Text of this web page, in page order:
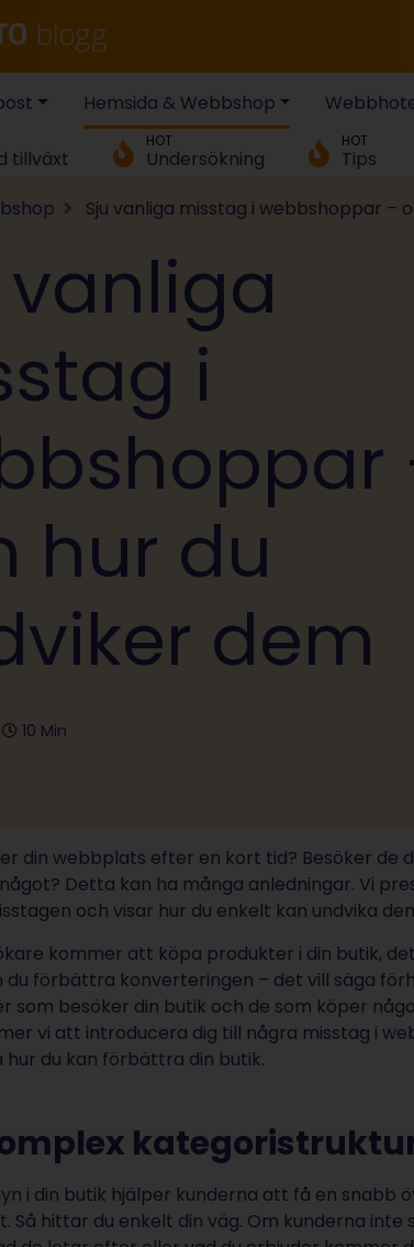
Hemsida & Webbshop
tillväxt
HOT
Undersökning
HOT
Tips
Sju vanliga misstag i webbshoppar –
vanliga
i
hur du
dem
10 Min
din webbplats efter en kort tid? Besöker de
Detta kan ha många anledningar. Vi
och visar hur du enkelt kan undvika
kommer att köpa produkter i din butik,
du förbättra konverteringen – det vill säga
som besöker din butik och de som köper
vi att introducera dig till några misstag i
hur du kan förbättra din butik.
i din butik hjälper kunderna att få en snabb
Så hittar du enkelt din väg. Om kunderna inte